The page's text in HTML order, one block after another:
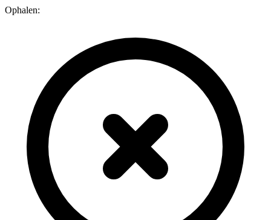
Ophalen: